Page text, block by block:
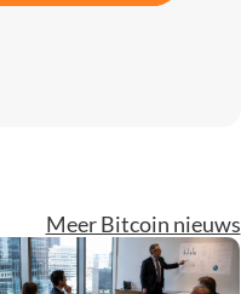
Meer Bitcoin nieuws